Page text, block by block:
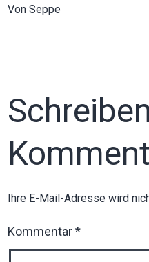
Von Seppe
Ihre E-Mail-Adresse wird
Kommentar*